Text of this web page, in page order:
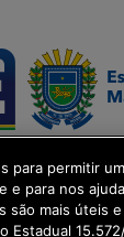
para permitir
e para nos
são mais úteis
Estadual